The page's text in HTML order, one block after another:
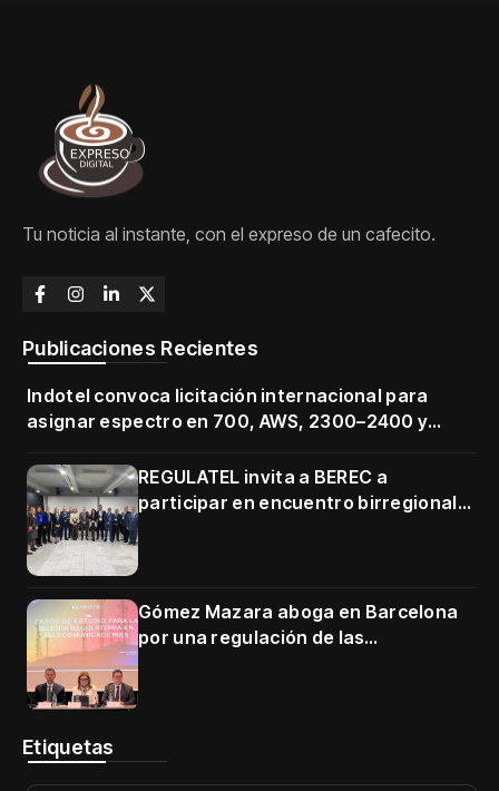
Tu noticia al instante, con el expreso de un cafecito.
Publicaciones Recientes
Indotel convoca licitación internacional para
asignar espectro en 700, AWS, 2300–2400 y
REGULATEL invita a BEREC a
participar en encuentro birregional
Gómez Mazara aboga en Barcelona
por una regulación de las
Etiquetas